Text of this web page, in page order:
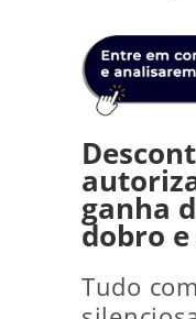
ganha
dobro
Tudo